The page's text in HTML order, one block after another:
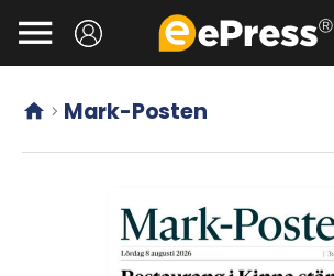
Siirry
pääsisältöön

  Mark-Posten